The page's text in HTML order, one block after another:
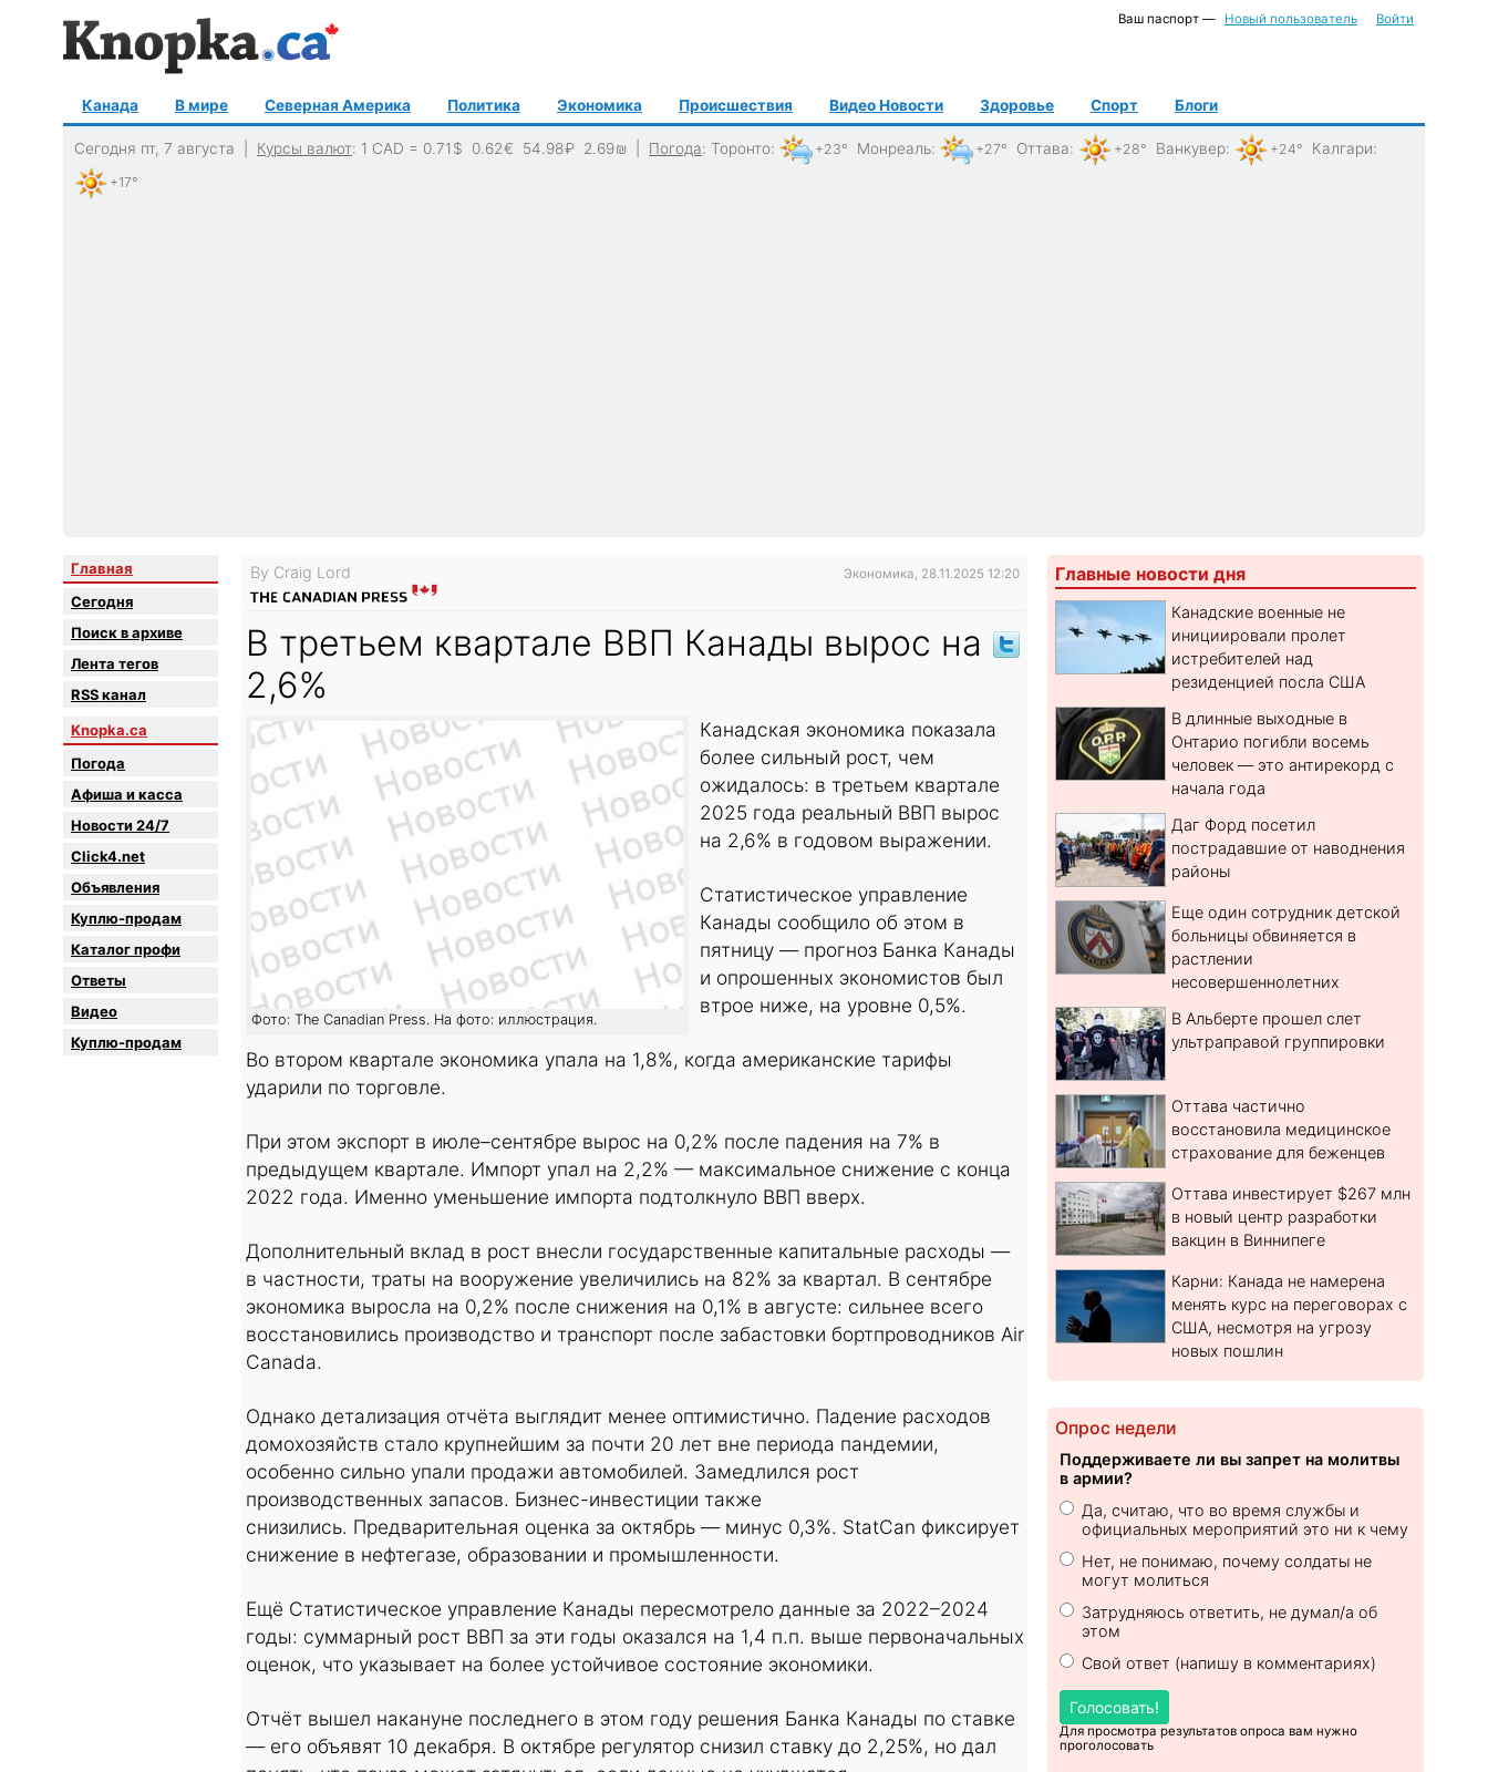
Ваш паспорт — Новый пользователь Войти
Канада В мире Северная Америка Политика Экономика Происшествия Видео Новости Здоровье Спорт Блоги
Сегодня пт, 7 августа | Курсы валют: 1 CAD = 0.71 $ 0.62€ 54.98₽ 2.69₪ Погода: Торонто: +23° Монреаль: +27° Оттава: +28° Ванкувер: +24° Калгари:
+17°
Главная
Сегодня
Поиск в архиве
Лента тегов
RSS канал
Knopka.ca
Погода
Афиша и касса
Новости 24/7
Click4.net
Объявления
Куплю-продам
Каталог профи
Oтветы
Видео
Куплю-продам
By Craig Lord Экономика, 28.11.2025 12:20
В третьем квартале ВВП Канады вырос на
2,6%
Фото: The Canadian Press. На фото: иллюстрация.
Канадская экономика показала
более сильный рост, чем
ожидалось: в третьем квартале
2025 года реальный ВВП вырос
на 2,6% в годовом выражении.
Статистическое управление
Канады сообщило об этом в
пятницу — прогноз Банка Канады
и опрошенных экономистов был
втрое ниже, на уровне 0,5%.
Во втором квартале экономика упала на 1,8%, когда американские тарифы
ударили по торговле.
При этом экспорт в июле–сентябре вырос на 0,2% после падения на 7% в
предыдущем квартале. Импорт упал на 2,2% — максимальное снижение с конца
2022 года. Именно уменьшение импорта подтолкнуло ВВП вверх.
Дополнительный вклад в рост внесли государственные капитальные расходы —
в частности, траты на вооружение увеличились на 82% за квартал. В сентябре
экономика выросла на 0,2% после снижения на 0,1% в августе: сильнее всего
восстановились производство и транспорт после забастовки бортпроводников Air
Canada.
Однако детализация отчёта выглядит менее оптимистично. Падение расходов
домохозяйств стало крупнейшим за почти 20 лет вне периода пандемии,
особенно сильно упали продажи автомобилей. Замедлился рост
производственных запасов. Бизнес-инвестиции также
снизились. Предварительная оценка за октябрь — минус 0,3%. StatCan фиксирует
снижение в нефтегазе, образовании и промышленности.
Ещё Статистическое управление Канады пересмотрело данные за 2022–2024
годы: суммарный рост ВВП за эти годы оказался на 1,4 п.п. выше первоначальных
оценок, что указывает на более устойчивое состояние экономики.
Отчёт вышел накануне последнего в этом году решения Банка Канады по ставке
— его объявят 10 декабря. В октябре регулятор снизил ставку до 2,25%, но дал
Главные новости дня
Канадские военные не
инициировали пролет
истребителей над
резиденцией посла США
В длинные выходные в
Онтарио погибли восемь
человек — это антирекорд с
начала года
Даг Форд посетил
пострадавшие от наводнения
районы
Еще один сотрудник детской
больницы обвиняется в
растлении
несовершеннолетних
В Альберте прошел слет
ультраправой группировки
Оттава частично
восстановила медицинское
страхование для беженцев
Оттава инвестирует $267 млн
в новый центр разработки
вакцин в Виннипеге
Карни: Канада не намерена
менять курс на переговорах с
США, несмотря на угрозу
новых пошлин
Опрос недели
Поддерживаете ли вы запрет на молитвы
в армии?
Да, считаю, что во время службы и
официальных мероприятий это ни к чему
Нет, не понимаю, почему солдаты не
могут молиться
Затрудняюсь ответить, не думал/а об
этом
Свой ответ (напишу в комментариях)
Голосовать!
Для просмотра результатов опроса вам нужно
проголосовать